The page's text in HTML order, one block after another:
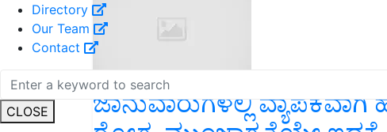
Directory
Our Team
Contact
CLOSE
ಜಾನುವಾರುಗಳಲ್ಲಿ